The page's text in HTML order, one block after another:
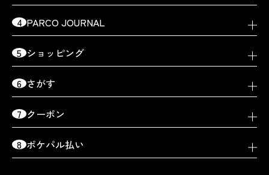
4 PARCO JOURNAL
5 ショッピング
6 さがす
7 クーポン
8 ポケパル払い